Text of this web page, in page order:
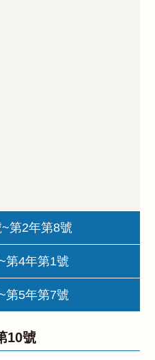
第2年第8號
第4年第1號
第5年第7號
10號